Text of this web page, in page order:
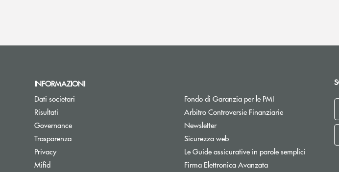
INFORMAZIONI
Dati societari
Risultati
Governance
Trasparenza
Privacy
Mifid
Fondo di Garanzia per le PMIApre una nuova
Arbitro Controversie FinanziarieApre una nuova
NewsletterApre una nuova finestra
Sicurezza web
Le Guide assicurative in parole semplici
Firma Elettronica Avanzata